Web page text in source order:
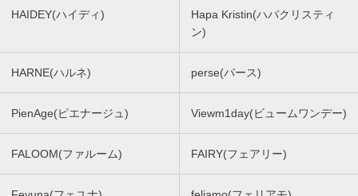
HAIDEY(ハイディ)
Hapa Kristin(ハパクリスティ
ン)
HARNE(ハルネ) perse(パース)
PienAge(ピエナージュ) Viewm1day(ビュームワンデー)
FALOOM(ファルーム) FAIRY(フェアリー)